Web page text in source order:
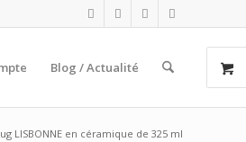
Blog / Actualité
LISBONNE en céramique de 325 ml